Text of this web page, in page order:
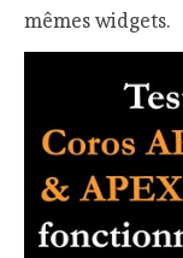
mêmes widgets.